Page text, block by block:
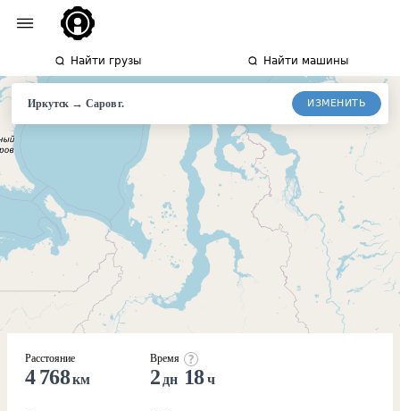
Найти грузы Найти машины
Иркутск →Саровг. ИЗМЕНИТЬ
Расстояние
4 768км
Время
2 дн 18ч